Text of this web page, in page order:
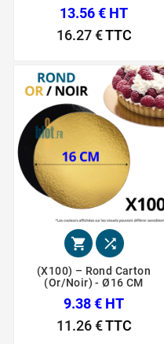
13.56 € HT
16.27 €TTC
 
(X100) – Rond Carton
(Or/Noir) - Ø16 CM
9.38 € HT
11.26 €TTC